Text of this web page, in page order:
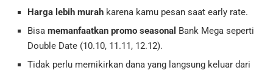
Harga lebih murah karena kamu pesan saat early rate.
Bisa memanfaatkan promo seasonal Bank Mega seperti
Double Date (10.10, 11.11, 12.12).
Tidak perlu memikirkan dana yang langsung keluar dari